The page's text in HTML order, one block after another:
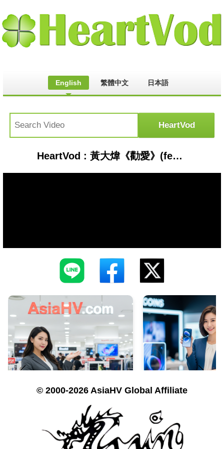
English 繁體中文 日本語
HeartVod : 黃大煒《勸愛》(feat.戴佩妮)【發現Live音樂現場】
© 2000-2026 AsiaHV Global Affiliate